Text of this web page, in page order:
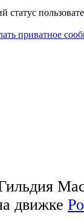
статус
приватное
движке